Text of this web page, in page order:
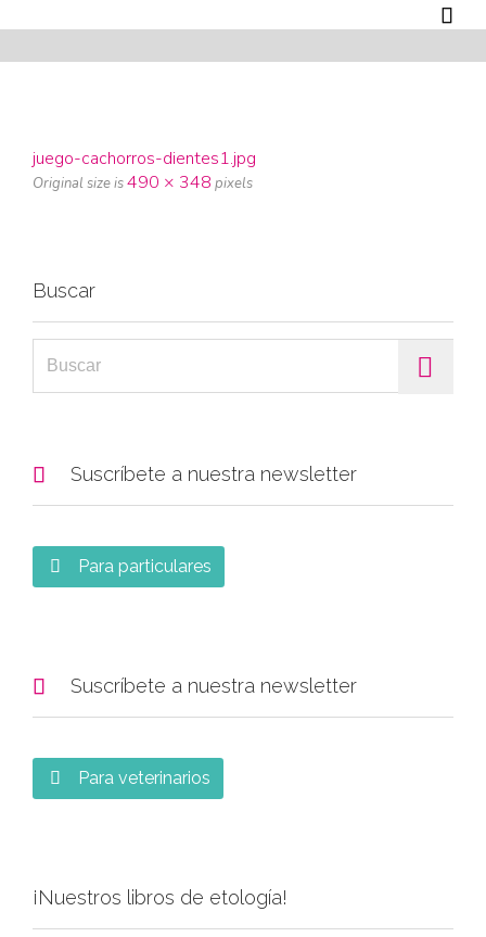

juego-cachorros-dientes1.jpg
Original size is490 × 348 pixels
Buscar
 Suscríbete a nuestra newsletter
 Para particulares
 Suscríbete a nuestra newsletter
 Para veterinarios
¡Nuestros libros de etología!